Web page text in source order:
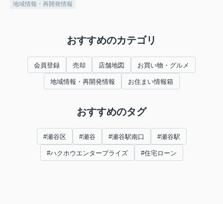
地域情報・再開発情報
おすすめのカテゴリ
会員登録 売却 店舗地図 お買い物・グルメ
地域情報・再開発情報 お住まい情報箱
おすすめのタグ
#瀬谷区 #瀬谷 #瀬谷駅南口 #瀬谷駅
#ハクホウエンタープライズ #住宅ローン